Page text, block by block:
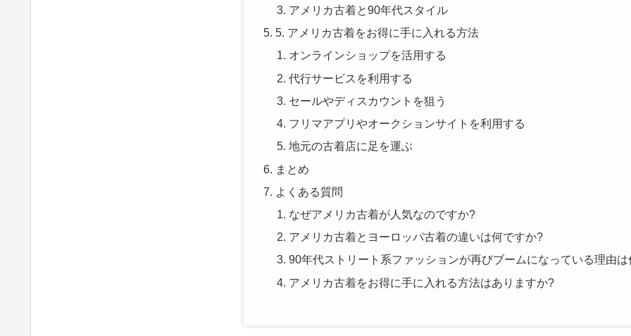
アメリカ古着と90年代スタイル
5. アメリカ古着をお得に手に入れる方法
オンラインショップを活用する
代行サービスを利用する
セールやディスカウントを狙う
フリマアプリやオークションサイトを利用する
地元の古着店に足を運ぶ
まとめ
よくある質問
なぜアメリカ古着が人気なのですか?
アメリカ古着とヨーロッパ古着の違いは何ですか?
90年代ストリート系ファッションが再びブームになっている理由
アメリカ古着をお得に手に入れる方法はありますか?